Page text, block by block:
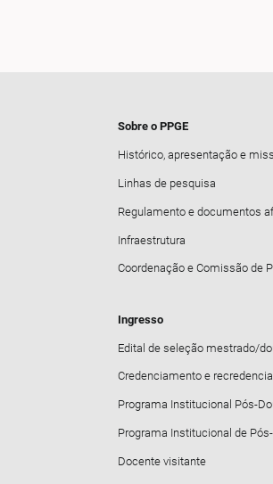
Sobre o PPGE
Histórico, apresentação e
Linhas de pesquisa
Regulamento e documentos
Infraestrutura
Coordenação e
Ingresso
Edital de seleção mestrado/
Credenciamento e
Programa Institucional Pós-
Programa Institucional de
Docente visitante